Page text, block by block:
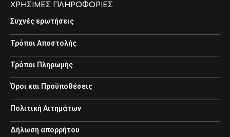
ΧΡΗΣΙΜΕΣ ΠΛΗΡΟΦΟΡΙΕΣ
Συχνές ερωτήσεις
Τρόποι Αποστολής
Τρόποι Πληρωμής
Όροι και Προϋποθέσεις
Πολιτική Αιτημάτων
Δήλωση απορρήτου